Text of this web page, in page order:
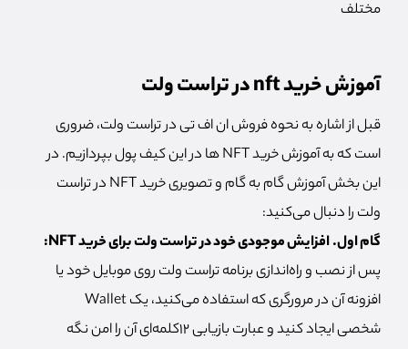
مختلف
آموزش خرید nft در تراست ولت
قبل از اشاره به نحوه فروش ان اف تی در تراست ولت، ضروری
است که به آموزش خرید NFT ها در این کیف پول بپردازیم. در
این بخش آموزش گام به گام و تصویری خرید NFT در تراست
ولت را دنبال می‌کنید:
گام اول.افزایش موجودی خود در تراست ولت برای خرید NFT:
پس از نصب و راه‌اندازی برنامه تراست ولت روی موبایل خود یا
افزونه آن در مرورگری که استفاده می‌کنید، یک Wallet
شخصی ایجاد کنید و عبارت بازیابی ۱۲کلمه‌ای آن را امن نگه